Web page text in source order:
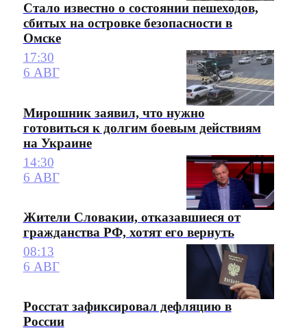
Стало известно о состоянии пешеходов,
сбитых на островке безопасности в
Омске
17:30
6 АВГ
Мирошник заявил, что нужно
готовиться к долгим боевым действиям
на Украине
14:30
6 АВГ
Жители Словакии, отказавшиеся от
гражданства РФ, хотят его вернуть
08:13
6 АВГ
Росстат зафиксировал дефляцию в
России